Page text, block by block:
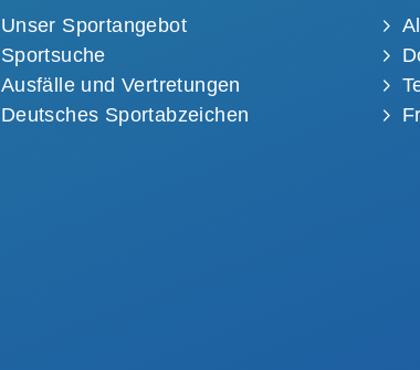
Unser Sportangebot
Sportsuche
Ausfälle und Vertretungen
Deutsches Sportabzeichen